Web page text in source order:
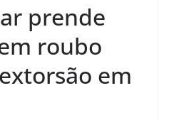
prende
roubo
em